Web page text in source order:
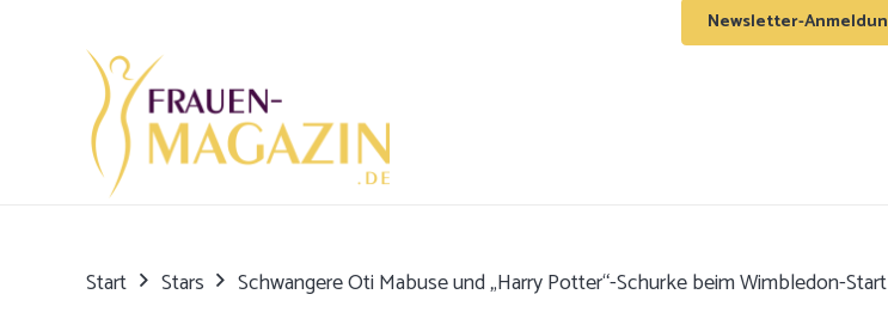
Newsletter-
Start Stars Schwangere Oti Mabuse und „Harry Potter“-Schurke beim Wimbledon-Start